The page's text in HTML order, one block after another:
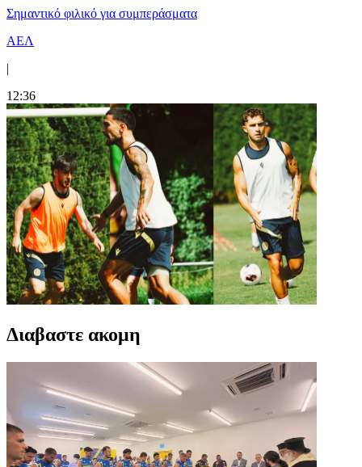
Σημαντικό φιλικό για συμπεράσματα
ΑΕΛ
|
12:36
Διαβαστε ακομη